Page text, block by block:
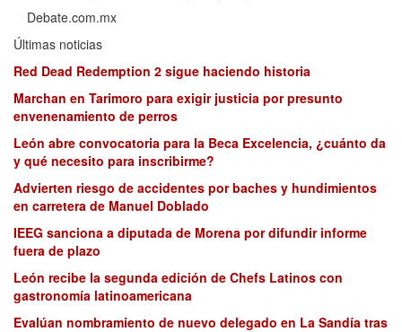
Debate.com.mx
Últimas noticias
Red Dead Redemption 2 sigue haciendo historia
Marchan en Tarimoro para exigir justicia por presunto
envenenamiento de perros
León abre convocatoria para la Beca Excelencia, ¿cuánto da
y qué necesito para inscribirme?
Advierten riesgo de accidentes por baches y hundimientos
en carretera de Manuel Doblado
IEEG sanciona a diputada de Morena por difundir informe
fuera de plazo
León recibe la segunda edición de Chefs Latinos con
gastronomía latinoamericana
Evalúan nombramiento de nuevo delegado en La Sandía tras